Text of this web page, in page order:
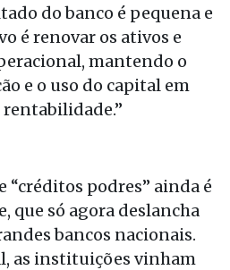
do banco é pequena e
é renovar os ativos e
mantendo o
e o uso do capital em
“créditos podres” ainda é
que só agora deslancha
bancos nacionais.
as instituições vinham